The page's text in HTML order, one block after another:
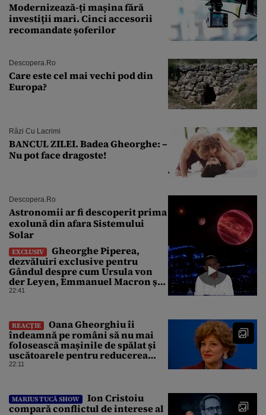
Modernizează-ți mașina fără
investiții mari. Cinci accesorii
recomandate șoferilor
Descopera.ro
Care este cel mai vechi pod din
Europa?
Râzi Cu Lacrimi
BANCUL ZILEI. Badea Gheorghe: –
Nu pot face dragoste!
Descopera.ro
Astronomii ar fi descoperit prima
exolună din afara Sistemului
Solar
EXCLUSIV
Gheorghe Piperea,
dezvăluiri exclusive pentru
Gândul despre cum Ursula von
der Leyen, Emmanuel Macron și
Zelenski plănuiesc pe Signal să îl
22:41
REACȚIE
Oana Gheorghiu îi
îndeamnă pe români să nu mai
folosească mașinile de spălat și
uscătoarele pentru reducerea
consumului de energie
22:11
MARIUS TUCĂ SHOW
Ion Cristoiu
compară conflictul de interese al